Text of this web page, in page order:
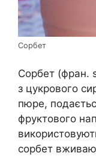
Сорбет
Сорбет (фран.
з цукрового
пюре,
фруктового
сорбет